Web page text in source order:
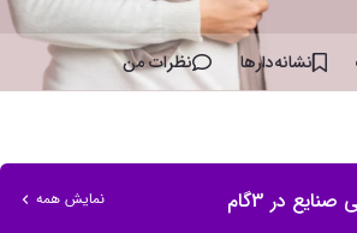
نشانه‌دار‌ها نظرات من
در 3گام نمایش همه